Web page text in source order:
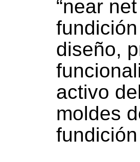
“near
diseño,
activo
moldes